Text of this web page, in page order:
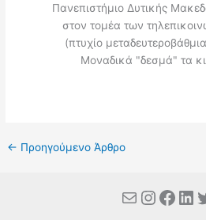
Πανεπιστήμιο Δυτικής
στον τομέα των
(πτυχίο
Μοναδικά "δεσμά" τα
← Προηγούμενο Άρθρο
Mail